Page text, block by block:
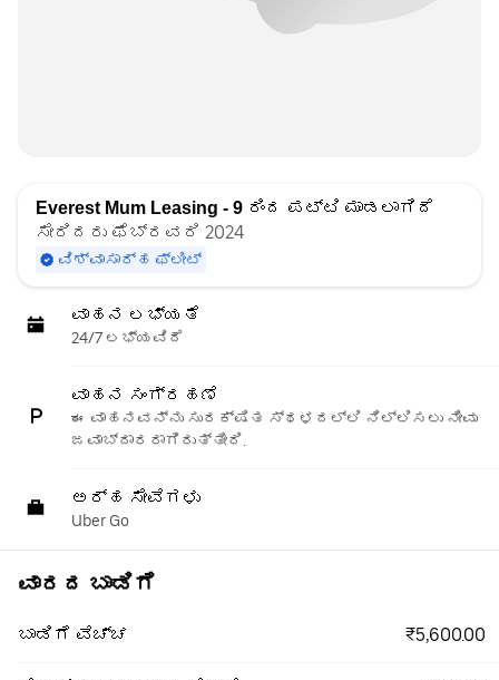
Everest Mum Leasing - 9 ರಿಂದ ಪಟ್ಟಿ ಮಾಡಲಾಗಿದೆ
ಸೇರಿದರು ಫೆಬ್ರವರಿ 2024
ವಿಶ್ವಾಸಾರ್ಹ ಫ್ಲೀಟ್
ವಾಹನ ಲಭ್ಯತೆ
24/7 ಲಭ್ಯವಿದೆ
ವಾಹನ ಸಂಗ್ರಹಣೆ
ಈ ವಾಹನವನ್ನು ಸುರಕ್ಷಿತ ಸ್ಥಳದಲ್ಲಿ ನಿಲ್ಲಿಸಲು ನೀವು
ಜವಾಬ್ದಾರರಾಗಿರುತ್ತೀರಿ.
ಅರ್ಹ ಸೇವೆಗಳು
Uber Go
ವಾರದ ಬಾಡಿಗೆ
ಬಾಡಿಗೆ ವೆಚ್ಚ ₹5,600.00